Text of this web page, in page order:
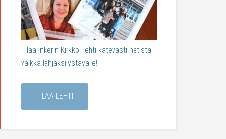
Tilaa Inkerin Kirkko -lehti kätevästi netistä -
vaikka lahjaksi ystävälle!
TILAA LEHTI